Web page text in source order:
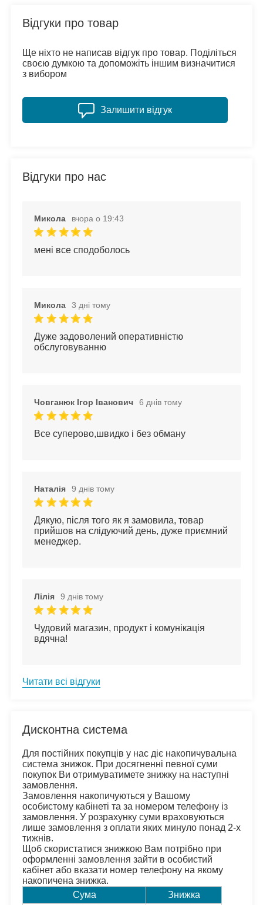
Відгуки про товар
Ще ніхто не написав відгук про товар. Поділіться
своєю думкою та допоможіть іншим визначитися
з вибором
Залишити відгук
Відгуки про нас
Микола вчора о 19:43
мені все сподоболось
Микола 3 дні тому
Дуже задоволений оперативністю
обслуговуванню
Човганюк Ігор Іванович 6 днів тому
Все суперово,швидко і без обману
Наталія 9 днів тому
Дякую, після того як я замовила, товар
прийшов на слідуючий день, дуже приємний
менеджер.
Лілія 9 днів тому
Чудовий магазин, продукт і комунікація
вдячна!
Читати всі відгуки
Дисконтна система
Для постійних покупців у нас діє накопичувальна
система знижок. При досягненні певної суми
покупок Ви отримуватимете знижку на наступні
замовлення.
Замовлення накопичуються у Вашому
особистому кабінеті та за номером телефону із
замовлення. У розрахунку суми враховуються
лише замовлення з оплати яких минуло понад 2-х
тижнів.
Щоб скористатися знижкою Вам потрібно при
оформленні замовлення зайти в особистий
кабінет або вказати номер телефону на якому
накопичена знижка.
Сума
Знижка